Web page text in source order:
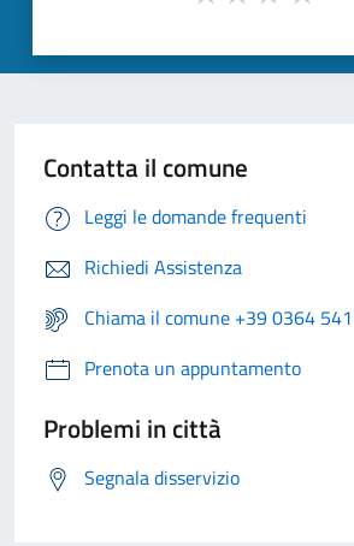
Contatta il comune
Leggi le domande frequenti
Richiedi Assistenza
Chiama il comune +39 0364
Prenota un appuntamento
Problemi in città
Segnala disservizio